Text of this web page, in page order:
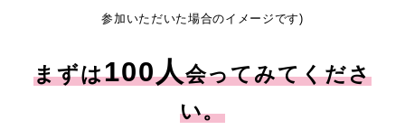
参加いただいた場合のイメージです)
まずは100人会ってみてくださ
い。